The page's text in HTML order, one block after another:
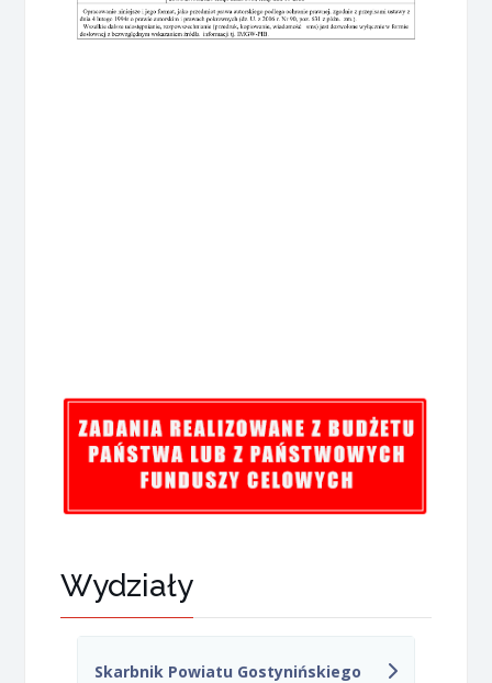
Wydziały
Skarbnik Powiatu Gostynińskiego